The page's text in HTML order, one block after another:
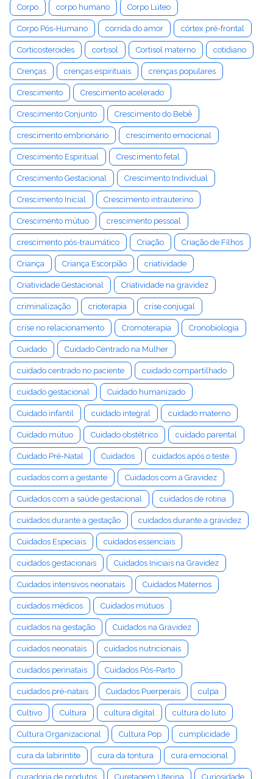
Corpo corpo humano Corpo Lúteo
Corpo Pós-Humano corrida do amor córtex pré-frontal
Corticosteroides cortisol Cortisol materno cotidiano
Crenças crenças espirituais crenças populares
Crescimento Crescimento acelerado
Crescimento Conjunto Crescimento do Bebê
crescimento embrionário crescimento emocional
Crescimento Espiritual Crescimento fetal
Crescimento Gestacional Crescimento Individual
Crescimento Inicial Crescimento intrauterino
Crescimento mútuo crescimento pessoal
crescimento pós-traumático Criação Criação de Filhos
Criança Criança Escorpião criatividade
Criatividade Gestacional Criatividade na gravidez
criminalização crioterapia crise conjugal
crise no relacionamento Cromoterapia Cronobiologia
Cuidado Cuidado Centrado na Mulher
cuidado centrado no paciente cuidado compartilhado
cuidado gestacional Cuidado humanizado
Cuidado infantil cuidado integral cuidado materno
Cuidado mútuo Cuidado obstétrico cuidado parental
Cuidado Pré-Natal Cuidados cuidados após o teste
cuidados com a gestante Cuidados com a Gravidez
Cuidados com a saúde gestacional cuidados de rotina
cuidados durante a gestação cuidados durante a gravidez
Cuidados Especiais cuidados essenciais
cuidados gestacionais Cuidados Iniciais na Gravidez
Cuidados intensivos neonatais Cuidados Maternos
cuidados médicos Cuidados mútuos
cuidados na gestação Cuidados na Gravidez
cuidados neonatais cuidados nutricionais
cuidados perinatais Cuidados Pós-Parto
cuidados pré-natais Cuidados Puerperais culpa
Cultivo Cultura cultura digital cultura do luto
Cultura Organizacional Cultura Pop cumplicidade
cura da labirintite cura da tontura cura emocional
curadoria de produtos Curetagem Uterina Curiosidade